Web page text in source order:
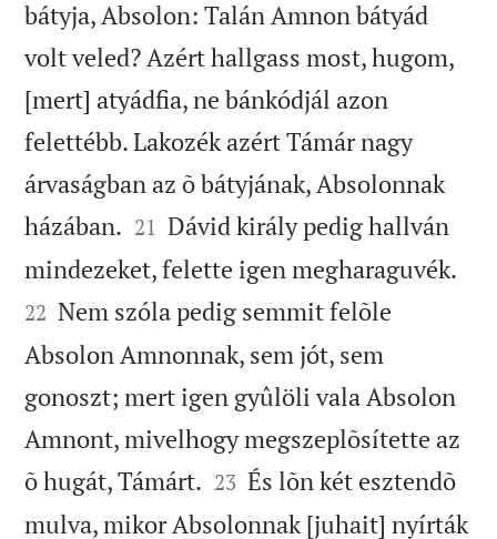
bátyja, Absolon: Talán Amnon bátyád
volt veled? Azért hallgass most, hugom,
[mert] atyádfia, ne bánkódjál azon
felettébb. Lakozék azért Támár nagy
árvaságban az õ bátyjának, Absolonnak
házában. 

21 Dávid király pedig hallván
mindezeket, felette igen megharaguvék.
22 Nem szóla pedig semmit felõle
Absolon Amnonnak, sem jót, sem
gonoszt; mert igen gyûlöli vala Absolon
Amnont, mivelhogy megszeplõsítette az
õ hugát, Támárt. 

23 És lõn két esztendõ
mulva, mikor Absolonnak [juhait] nyírták